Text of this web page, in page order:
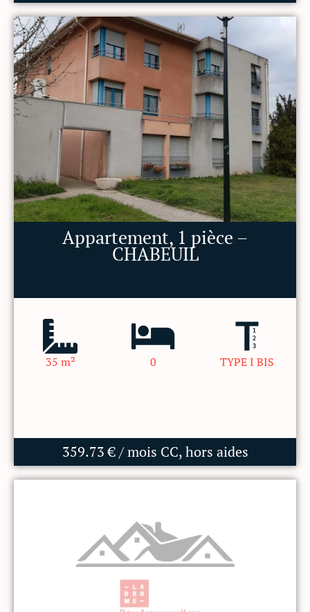
Appartement, 1 pièce –
CHABEUIL
35 m² 0 TYPE I BIS
359.73 € / mois CC, hors aides